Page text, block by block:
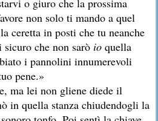
o giuro che la prossima
non solo ti mando a quel
ceretta in posti che tu neanche
che non sarò io quella
i pannolini innumerevoli
pene.»
ma lei non gliene diede il
in quella stanza chiudendogli la